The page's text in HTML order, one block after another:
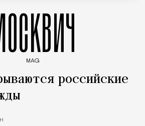
MAG
российские